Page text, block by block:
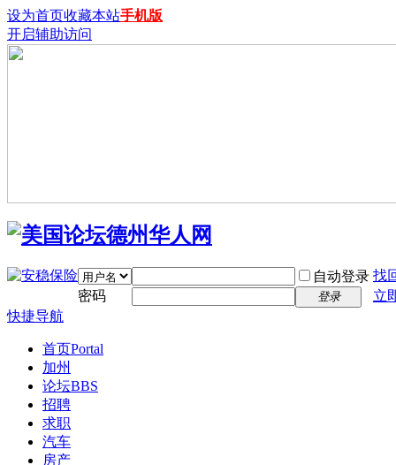
设为首页收藏本站手机版
开启辅助访问
自动登录 找
密码
登录
立
快捷导航
首页Portal
加州
论坛BBS
招聘
求职
汽车
房产